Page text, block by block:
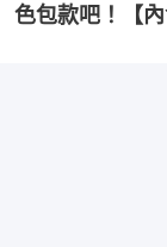
色包款吧！【